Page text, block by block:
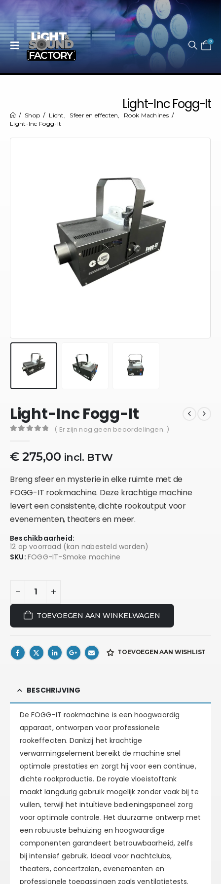
0
Light-Inc Fogg-It
Shop Licht, Sfeer en effecten,
Rook Machines
Light-Inc Fogg-It
Light-Inc Fogg-It
( Er zijn nog geen beoordelingen. )
€275,00 incl. BTW
Breng sfeer en mysterie in elke ruimte met de
FOGG-IT rookmachine. Deze krachtige machine
levert een consistente, dichte rookoutput voor
evenementen, theaters en meer.
Beschikbaarheid:
12 op voorraad (kan nabesteld worden)
SKU: FOGG-IT-Smoke machine
TOEVOEGEN AAN WINKELWAGEN
TOEVOEGEN AAN WISHLIST
BESCHRIJVING
De FOGG-IT rookmachine is een hoogwaardig
apparaat, ontworpen voor professionele
rookeffecten. Dankzij het krachtige
verwarmingselement bereikt de machine snel
optimale prestaties en zorgt hij voor een continue,
dichte rookproductie. De royale vloeistoftank
maakt langdurig gebruik mogelijk zonder vaak bij te
vullen, terwijl het intuïtieve bedieningspaneel zorg
voor optimale controle. Het duurzame ontwerp met
een robuuste behuizing en hoogwaardige
componenten garandeert betrouwbaarheid, zelfs
bij intensief gebruik. Ideaal voor nachtclubs,
theaters, concertzalen, evenementen en
professionele toepassingen zoals ventilatietests.